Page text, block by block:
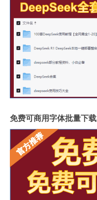
免费可商用字体批量下载